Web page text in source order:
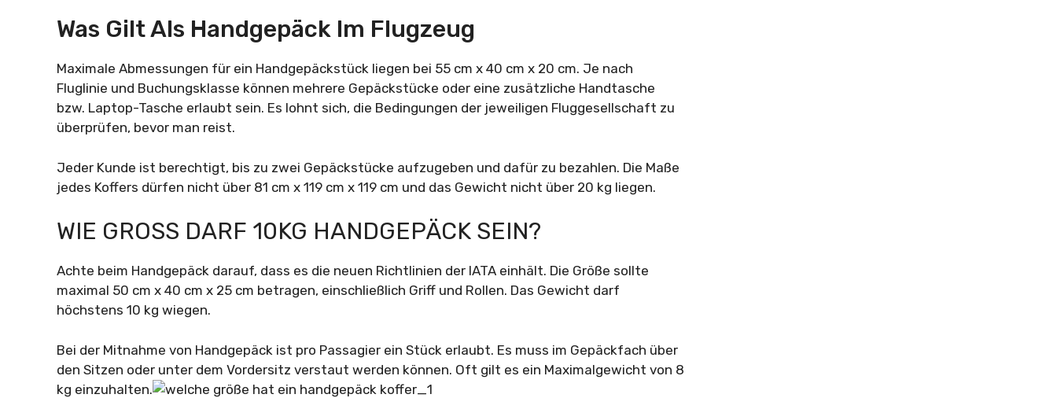
Was Gilt Als Handgepäck Im Flugzeug
Maximale Abmessungen für ein Handgepäckstück liegen bei 55 cm x 40 cm x 20 cm. Je nach
Fluglinie und Buchungsklasse können mehrere Gepäckstücke oder eine zusätzliche Handtasche
bzw. Laptop-Tasche erlaubt sein. Es lohnt sich, die Bedingungen der jeweiligen Fluggesellschaft zu
überprüfen, bevor man reist.
Jeder Kunde ist berechtigt, bis zu zwei Gepäckstücke aufzugeben und dafür zu bezahlen. Die Maße
jedes Koffers dürfen nicht über 81 cm x 119 cm x 119 cm und das Gewicht nicht über 20 kg liegen.
WIE GROSS DARF 10KG HANDGEPÄCK SEIN?
Achte beim Handgepäck darauf, dass es die neuen Richtlinien der IATA einhält. Die Größe sollte
maximal 50 cm x 40 cm x 25 cm betragen, einschließlich Griff und Rollen. Das Gewicht darf
höchstens 10 kg wiegen.
Bei der Mitnahme von Handgepäck ist pro Passagier ein Stück erlaubt. Es muss im Gepäckfach über
den Sitzen oder unter dem Vordersitz verstaut werden können. Oft gilt es ein Maximalgewicht von 8
kg einzuhalten.